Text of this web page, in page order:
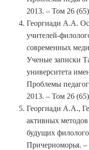
2013. – Том 26
Георгиади А.А.
учителей-
современных
Ученые записки
университета
Проблемы
2013. – Том 26
Георгиади А.А.,
активных
будущих
Причерноморья.